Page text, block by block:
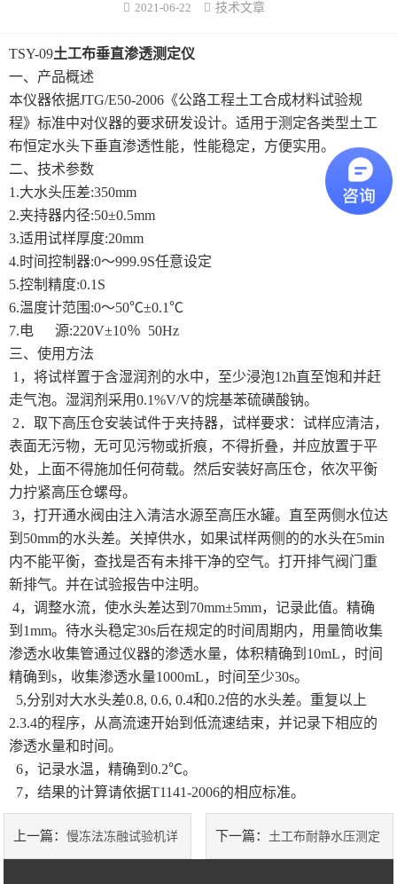
防水卷材类试验仪器
陶瓷砖系列
土工类试验仪器
建筑节能类试验仪器
塑料管材检测试验机
2021-06-22 技术文章
TSY-09土工布垂直渗透测定仪
一、产品概述
本仪器依据JTG/E50-2006《公路工程土工合成材料试验规
程》标准中对仪器的要求研发设计。适用于测定各类型土工
布恒定水头下垂直渗透性能，性能稳定，方便实用。
二、技术参数
1.大水头压差:350mm
2.夹持器内径:50±0.5mm
3.适用试样厚度:20mm
4.时间控制器:0～999.9S任意设定
5.控制精度:0.1S
6.温度计范围:0～50℃±0.1℃
7.电 源:220V±10％ 50Hz
三、使用方法
1，将试样置于含湿润剂的水中，至少浸泡12h直至饱和并赶
走气泡。湿润剂采用0.1%V/V的烷基苯硫磺酸钠。
2．取下高压仓安装试件于夹持器，试样要求：试样应清洁，
表面无污物，无可见污物或折痕，不得折叠，并应放置于平
处，上面不得施加任何荷载。然后安装好高压仓，依次平衡
力拧紧高压仓螺母。
3，打开通水阀由注入清洁水源至高压水罐。直至两侧水位达
到50mm的水头差。关掉供水，如果试样两侧的的水头在5min
内不能平衡，查找是否有未排干净的空气。打开排气阀门重
新排气。并在试验报告中注明。
4，调整水流，使水头差达到70mm±5mm，记录此值。精确
到1mm。待水头稳定30s后在规定的时间周期内，用量筒收集
渗透水收集管通过仪器的渗透水量，体积精确到10mL，时间
精确到s，收集渗透水量1000mL，时间至少30s。
5,分别对大水头差0.8, 0.6, 0.4和0.2倍的水头差。重复以上
2.3.4的程序，从高流速开始到低流速结束，并记录下相应的
渗透水量和时间。
6，记录水温，精确到0.2℃。
7，结果的计算请依据T1141-2006的相应标准。
上一篇：慢冻法冻融试验机详 下一篇： 土工布耐静水压测定